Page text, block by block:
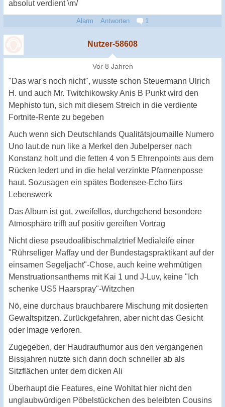
absolut verdient \m/
Alarm Antworten 1
Nutzer-58608
Vor 8 Jahren
"Das war's noch nicht", wusste schon Steuermann Ulrich
H. und auch Mr. Twitchikowsky Anis B Punkt wird den
Mephisto tun, sich mit diesem Streich in die verdiente
Fortnite-Rente zu begeben
Auch wenn sich Deutschlands Qualitätsjournaille Numero
Uno laut.de nun like a Merkel den Jubelperser nach
Konstanz holt und die fetten 4 von 5 Ehrenpoints aus dem
Rücken ledert und in die helal verzinkte Pfannenposse
haut. Sozusagen ein spätes Bodensee-Echo fürs
Lebenswerk
Das Album ist gut, zweifellos, durchgehend besondere
Atmosphäre trifft auf positiv gereiften Vortrag
Nicht diese pseudoalibischmalztrief Medialeife einer
"Rührseliger Maffay und der Bundestagspraktikant auf der
einsamen Segeljacht"-Chose, auch keine wehmütigen
Menstruationsanthems mit Kai 1 und J-Luv, keine "Ich
schenke US5 Haarspray"-Witzchen
Nö, eine durchaus brauchbarere Mischung mit dosierten
Gewaltspitzen. Zurückgefahren, aber nicht das Gesicht
oder Image verloren.
Zugegeben, der Haudraufhumor aus den vergangenen
Bissjahren nutzte sich dann doch schneller ab als
Sitzflächen unter dem dicken Ali
Überhaupt die Features, eine Wohltat hier nicht den
unglaubwürdigen Pöbelstückchen des beleibten Cousins